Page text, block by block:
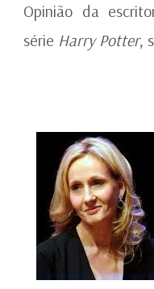
Opinião da
série Harry Potter,